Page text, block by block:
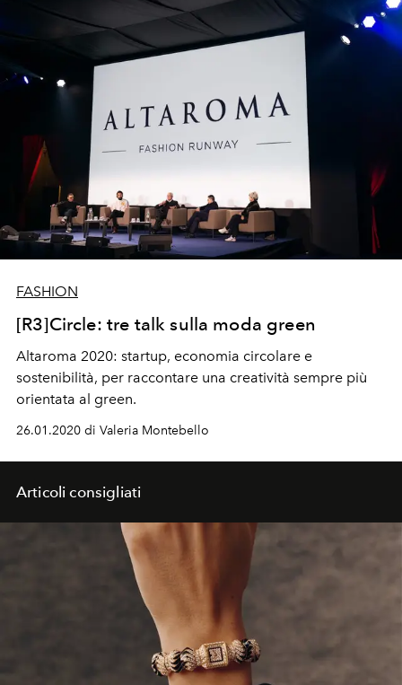
FASHION
[R3]Circle: tre talk sulla moda green
Altaroma 2020: startup, economia circolare e
sostenibilità, per raccontare una creatività sempre più
orientata al green.
26.01.2020 di Valeria Montebello
Articoli consigliati